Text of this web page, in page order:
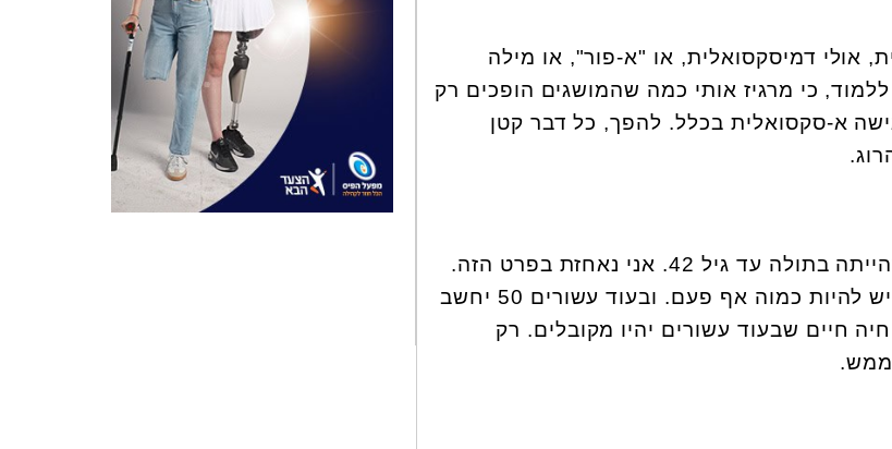
אולי דמיסקסואלית, או "א-פור", או מילה
כי מרגיז אותי כמה שהמושגים הופכים רק
א-סקסואלית בכלל. להפך, כל דבר קטן
ישנו מיתוס אודות זמרת מפורסמת, שהייתה בתולה עד גיל 42. אני נאחזת בפרט הזה.
כל כך יפה ומוכשרת וזוהרת. לא אתבייש להיות כמוה אף פעם. ובעוד עשורים 50 יחשב
חיים שבעוד עשורים יהיו מקובלים. רק
ממש.